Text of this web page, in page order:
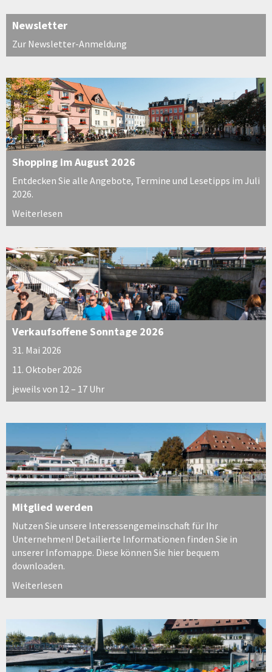
Newsletter
Zur Newsletter-Anmeldung
Shopping im August 2026
Entdecken Sie alle Angebote, Termine und Lesetipps im Juli
2026.
Weiterlesen
Verkaufsoffene Sonntage 2026
31. Mai 2026
11. Oktober 2026
jeweils von 12 – 17 Uhr
Mitglied werden
Nutzen Sie unsere Interessengemeinschaft für Ihr
Unternehmen! Detailierte Informationen finden Sie in
unserer Infomappe. Diese können Sie hier bequem
downloaden.
Weiterlesen